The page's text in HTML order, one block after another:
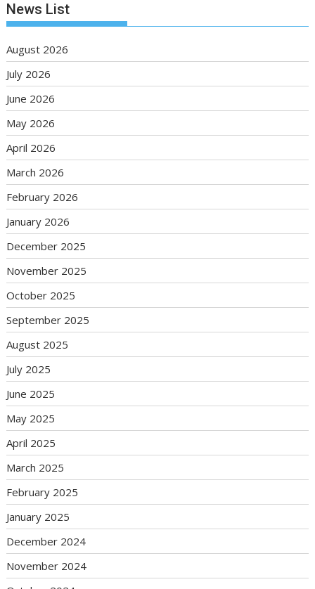
News List
August 2026
July 2026
June 2026
May 2026
April 2026
March 2026
February 2026
January 2026
December 2025
November 2025
October 2025
September 2025
August 2025
July 2025
June 2025
May 2025
April 2025
March 2025
February 2025
January 2025
December 2024
November 2024